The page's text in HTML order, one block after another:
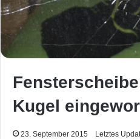
Kugel
23. September 2015 Letztes